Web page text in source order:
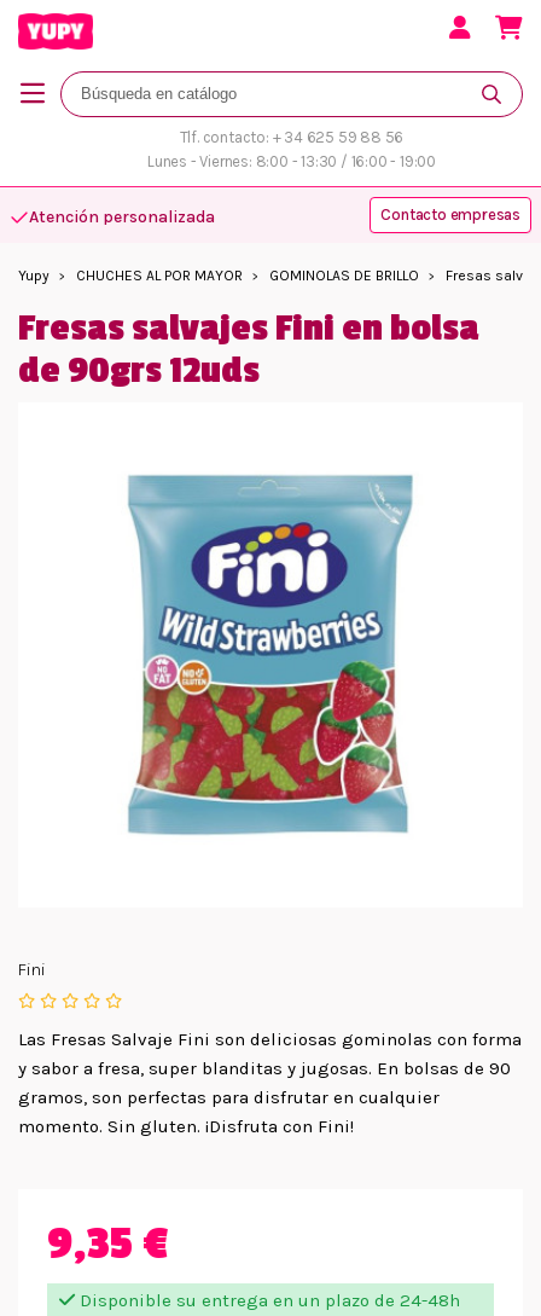
Tlf. contacto: + 34 625 59 88 56
Lunes - Viernes: 8:00 - 13:30 / 16:00 - 19:00
Atención personalizada
Más variedad y disponibilidad Contacto empresas
Yupy CHUCHES AL POR MAYOR GOMINOLAS DE BRILLO Fresas
Fresas salvajes Fini en bolsa
de 90grs 12uds
Fini
Las Fresas Salvaje Fini son deliciosas gominolas con forma
y sabor a fresa, super blanditas y jugosas. En bolsas de 90
gramos, son perfectas para disfrutar en cualquier
momento. Sin gluten. ¡Disfruta con Fini!
9,35 €
Disponible su entrega en un plazo de 24-48h